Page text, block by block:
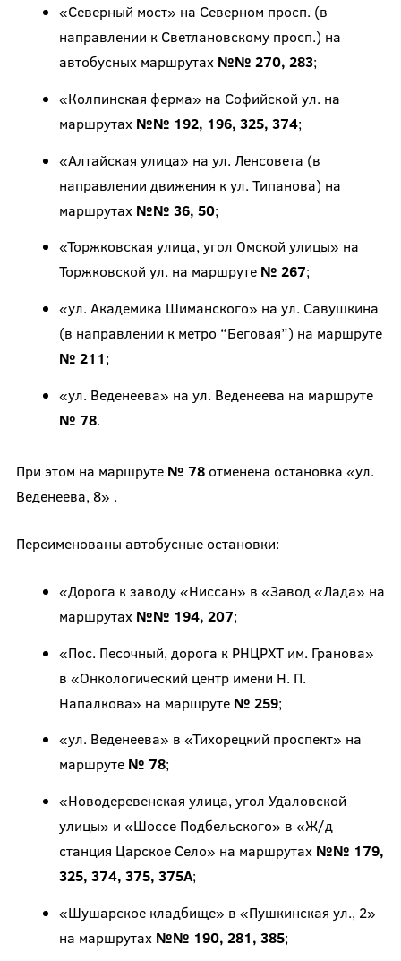
«Северный мост» на Северном просп. (в
направлении к Светлановскому просп.) на
автобусных маршрутах №№ 270, 283;
«Колпинская ферма» на Софийской ул. на
маршрутах №№ 192, 196, 325, 374;
«Алтайская улица» на ул. Ленсовета (в
направлении движения к ул. Типанова) на
маршрутах №№ 36, 50;
«Торжковская улица, угол Омской улицы» на
Торжковской ул. на маршруте № 267;
«ул. Академика Шиманского» на ул. Савушкина
(в направлении к метро “Беговая”) на маршруте
№ 211;
«ул. Веденеева» на ул. Веденеева на маршруте
№ 78.
При этом на маршруте № 78 отменена остановка «ул.
Веденеева, 8» .
Переименованы автобусные остановки:
«Дорога к заводу «Ниссан» в «Завод «Лада» на
маршрутах №№ 194, 207;
«Пос. Песочный, дорога к РНЦРХТ им. Гранова»
в «Онкологический центр имени Н. П.
Напалкова» на маршруте № 259;
«ул. Веденеева» в «Тихорецкий проспект» на
маршруте № 78;
«Новодеревенская улица, угол Удаловской
улицы» и «Шоссе Подбельского» в «Ж/д
станция Царское Село» на маршрутах №№ 179,
325, 374, 375, 375А;
«Шушарское кладбище» в «Пушкинская ул., 2»
на маршрутах №№ 190, 281, 385;